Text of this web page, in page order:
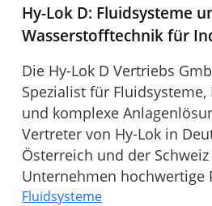
Hy-Lok D: Fluidsysteme
Wasserstofftechnik für
Die Hy-Lok D Vertriebs
Spezialist für
und komplexe
Vertreter von Hy-Lok in
Österreich und der
Unternehmen hochwertige
Fluidsysteme